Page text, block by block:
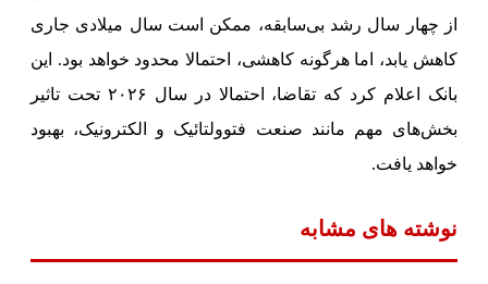
از چهار سال رشد بی‌سابقه، ممکن است سال میلادی جاری
کاهش یابد، اما هرگونه کاهشی، احتمالا محدود خواهد بود. این
بانک اعلام کرد که تقاضا، احتمالا در سال ۲۰۲۶ تحت تاثیر
بخش‌های مهم مانند صنعت فتوولتائیک و الکترونیک، بهبود
خواهد یافت.
نوشته های مشابه